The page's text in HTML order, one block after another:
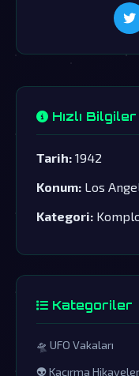
Hızlı Bilgiler
Tarih: 1942
Konum: Los
Kategori:
Kategoriler
🛸 UFO Vakaları
👽 Kaçırma